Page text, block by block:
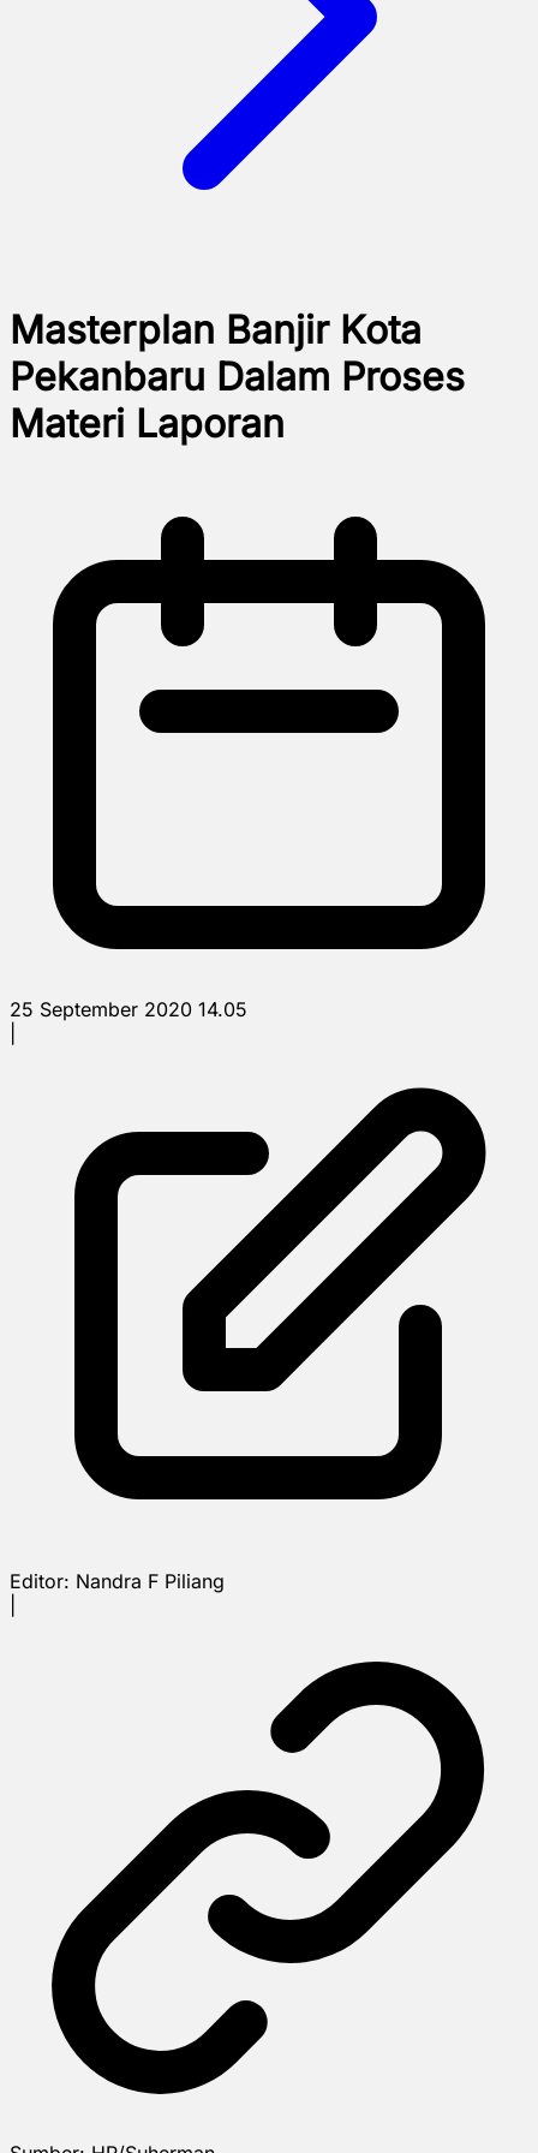
Masterplan Banjir Kota
Pekanbaru Dalam Proses
Materi Laporan
25 September 2020 14.05
Editor: Nandra F Piliang